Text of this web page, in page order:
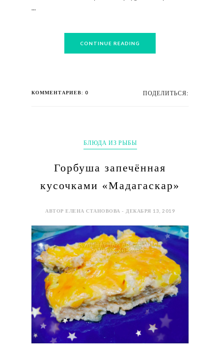
...
CONTINUE READING
КОММЕНТАРИЕВ: 0 ПОДЕЛИТЬСЯ:
БЛЮДА ИЗ РЫБЫ
Горбуша запечённая
кусочками «Мадагаскар»
АВТОР ЕЛЕНА СТАНОВОВА - ДЕКАБРЯ 13, 2019